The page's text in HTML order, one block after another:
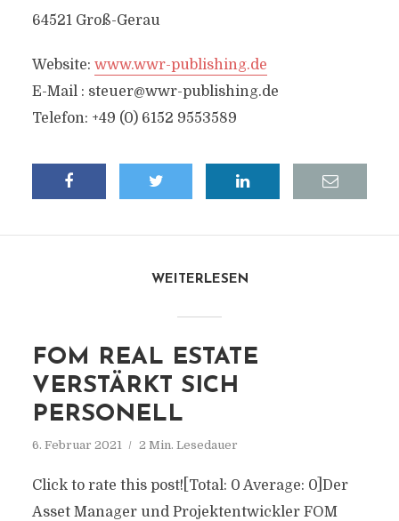
64521 Groß-Gerau
Website: www.wwr-publishing.de
E-Mail : steuer@wwr-publishing.de
Telefon: +49 (0) 6152 9553589
WEITERLESEN
FOM REAL ESTATE
VERSTÄRKT SICH
PERSONELL
6. Februar 2021 2 Min. Lesedauer
Click to rate this post![Total: 0 Average: 0]Der
Asset Manager und Projektentwickler FOM